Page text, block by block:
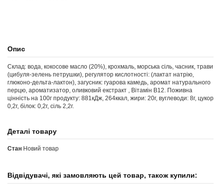
Опис
Склад: вода, кокосове масло (20%), крохмаль, морська сіль, часник, трави
(цибуля-зелень петрушки), регулятор кислотності: (лактат натрію,
глюконо-дельта-лактон), загусник: гуарова камедь, аромат натурального
перцю, ароматизатор, оливковий екстракт , Вітамін В12. Поживна
цінність на 100г продукту: 881кДж, 264ккал, жири: 20г, вуглеводи: 8г, цукор
0,2г, білок: 0,2г, сіль 2,2г.
Деталі товару
Стан Новий товар
Відвідувачі, які замовляють цей товар, також купили: